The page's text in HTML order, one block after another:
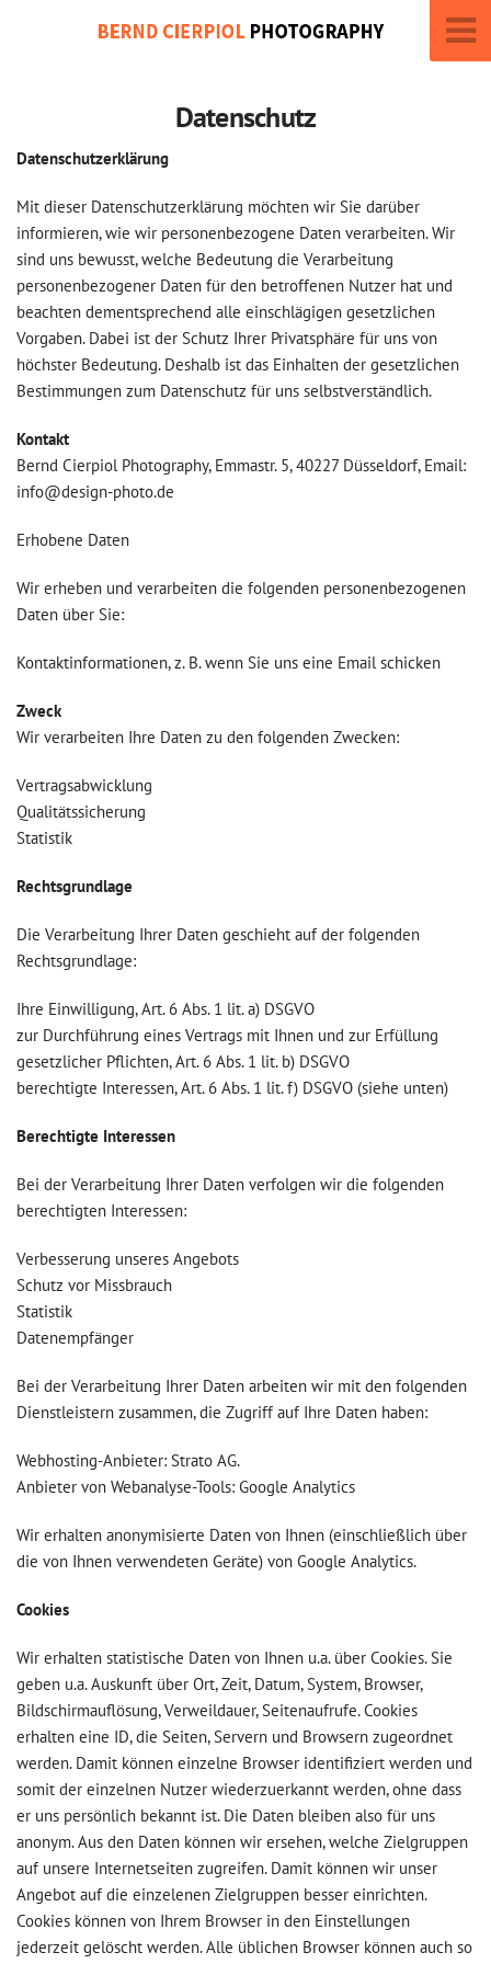
Datenschutz
Datenschutzerklärung
Mit dieser Datenschutzerklärung möchten wir Sie darüber
informieren, wie wir personenbezogene Daten verarbeiten. Wir
sind uns bewusst, welche Bedeutung die Verarbeitung
personenbezogener Daten für den betroffenen Nutzer hat und
beachten dementsprechend alle einschlägigen gesetzlichen
Vorgaben. Dabei ist der Schutz Ihrer Privatsphäre für uns von
höchster Bedeutung. Deshalb ist das Einhalten der gesetzlichen
Bestimmungen zum Datenschutz für uns selbstverständlich.
Kontakt
Bernd Cierpiol Photography, Emmastr. 5, 40227 Düsseldorf, Email:
info@design-photo.de
Erhobene Daten
Wir erheben und verarbeiten die folgenden personenbezogenen
Daten über Sie:
Kontaktinformationen, z. B. wenn Sie uns eine Email schicken
Zweck
Wir verarbeiten Ihre Daten zu den folgenden Zwecken:
Vertragsabwicklung
Qualitätssicherung
Statistik
Rechtsgrundlage
Die Verarbeitung Ihrer Daten geschieht auf der folgenden
Rechtsgrundlage:
Ihre Einwilligung, Art. 6 Abs. 1 lit. a) DSGVO
zur Durchführung eines Vertrags mit Ihnen und zur Erfüllung
gesetzlicher Pflichten, Art. 6 Abs. 1 lit. b) DSGVO
berechtigte Interessen, Art. 6 Abs. 1 lit. f) DSGVO (siehe unten)
Berechtigte Interessen
Bei der Verarbeitung Ihrer Daten verfolgen wir die folgenden
berechtigten Interessen:
Verbesserung unseres Angebots
Schutz vor Missbrauch
Statistik
Datenempfänger
Bei der Verarbeitung Ihrer Daten arbeiten wir mit den folgenden
Dienstleistern zusammen, die Zugriff auf Ihre Daten haben:
Webhosting-Anbieter: Strato AG.
Anbieter von Webanalyse-Tools: Google Analytics
Wir erhalten anonymisierte Daten von Ihnen (einschließlich über
die von Ihnen verwendeten Geräte) von Google Analytics.
Cookies
Wir erhalten statistische Daten von Ihnen u.a. über Cookies. Sie
geben u.a. Auskunft über Ort, Zeit, Datum, System, Browser,
Bildschirmauflösung, Verweildauer, Seitenaufrufe. Cookies
erhalten eine ID, die Seiten, Servern und Browsern zugeordnet
werden. Damit können einzelne Browser identifiziert werden und
somit der einzelnen Nutzer wiederzuerkannt werden, ohne dass
er uns persönlich bekannt ist. Die Daten bleiben also für uns
anonym. Aus den Daten können wir ersehen, welche Zielgruppen
auf unsere Internetseiten zugreifen. Damit können wir unser
Angebot auf die einzelenen Zielgruppen besser einrichten.
Cookies können von Ihrem Browser in den Einstellungen
jederzeit gelöscht werden. Alle üblichen Browser können auch so